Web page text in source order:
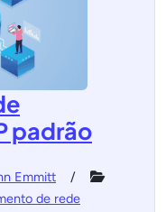
padrão
Emmitt
de rede